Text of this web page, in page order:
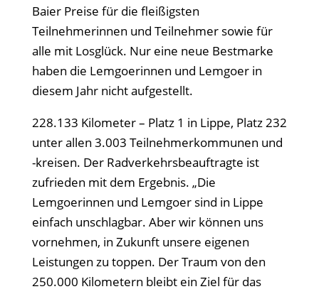
Baier Preise für die fleißigsten
Teilnehmerinnen und Teilnehmer sowie für
alle mit Losglück. Nur eine neue Bestmarke
haben die Lemgoerinnen und Lemgoer in
diesem Jahr nicht aufgestellt.
228.133 Kilometer – Platz 1 in Lippe, Platz 232
unter allen 3.003 Teilnehmerkommunen und
-kreisen. Der Radverkehrsbeauftragte ist
zufrieden mit dem Ergebnis. „Die
Lemgoerinnen und Lemgoer sind in Lippe
einfach unschlagbar. Aber wir können uns
vornehmen, in Zukunft unsere eigenen
Leistungen zu toppen. Der Traum von den
250.000 Kilometern bleibt ein Ziel für das